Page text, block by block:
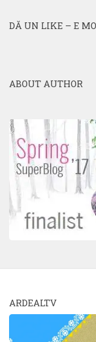
DĂ UN LIKE – E
ABOUT AUTHOR
ARDEALTV